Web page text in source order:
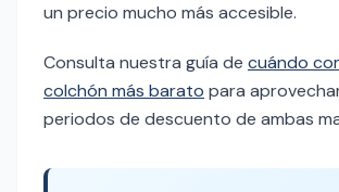
un precio mucho más accesible.
Consulta nuestra guía de cuándo
colchón más barato para
periodos de descuento de ambas